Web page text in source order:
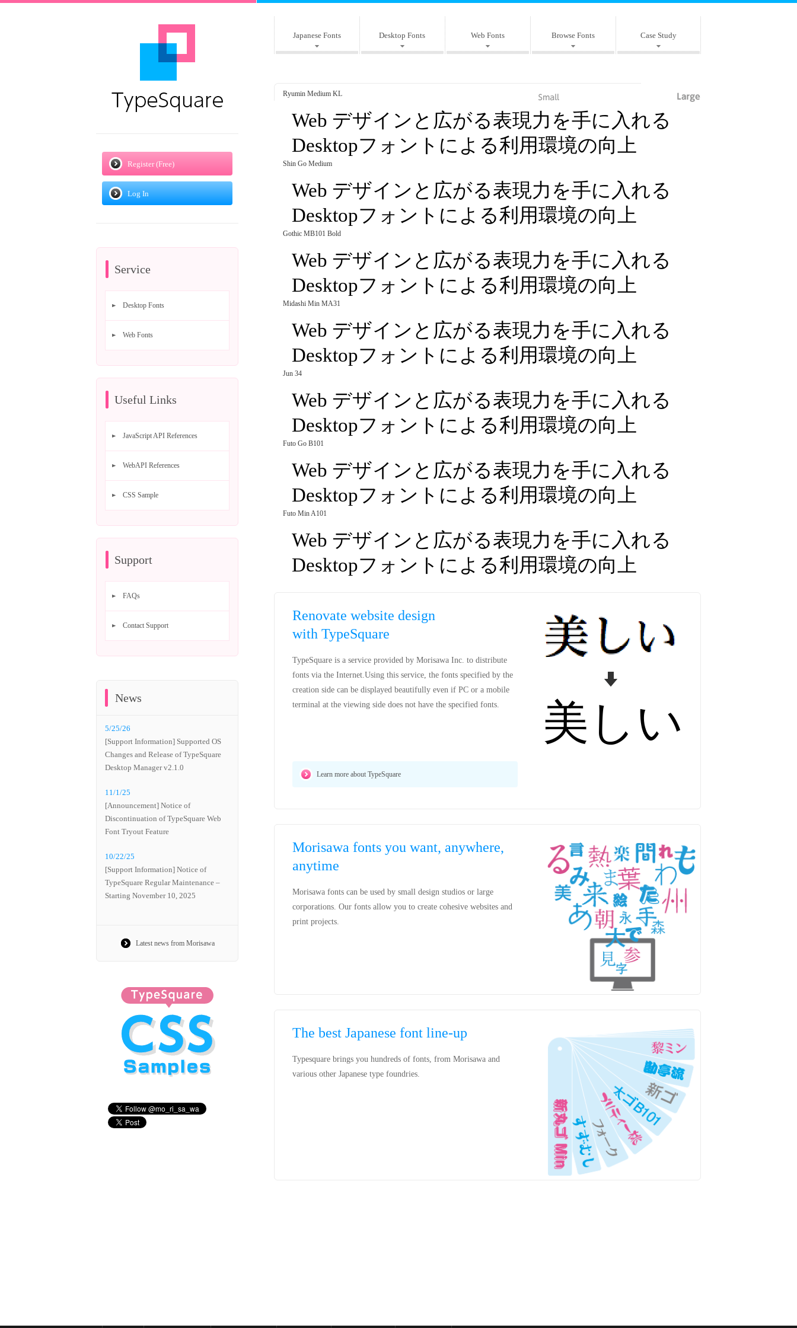
Register (Free)
Log In
Service
Desktop Fonts
Web Fonts
Useful Links
JavaScript API References
WebAPI References
CSS Sample
Support
FAQs
Contact Support
News
5/25/26
[Support Information] Supported OS
Changes and Release of TypeSquare
Desktop Manager v2.1.0
11/1/25
[Announcement] Notice of
Discontinuation of TypeSquare Web
Font Tryout Feature
10/22/25
[Support Information] Notice of
TypeSquare Regular Maintenance –
Starting November 10, 2025
Latest news from Morisawa
Japanese Fonts Desktop Fonts Web Fonts Browse Fonts Case Study
Ryumin Medium KL
Web デザインと広がる表現力を手に入れる
Desktopフォントによる利用環境の向上
Shin Go Medium
Web デザインと広がる表現力を手に入れる
Desktopフォントによる利用環境の向上
Gothic MB101 Bold
Web デザインと広がる表現力を手に入れる
Desktopフォントによる利用環境の向上
Midashi Min MA31
Web デザインと広がる表現力を手に入れる
Desktopフォントによる利用環境の向上
Jun 34
Web デザインと広がる表現力を手に入れる
Desktopフォントによる利用環境の向上
Futo Go B101
Web デザインと広がる表現力を手に入れる
Desktopフォントによる利用環境の向上
Futo Min A101
Web デザインと広がる表現力を手に入れる
Desktopフォントによる利用環境の向上
Renovate website design
with TypeSquare
TypeSquare is a service provided by Morisawa Inc. to distribute
fonts via the Internet.Using this service, the fonts specified by the
creation side can be displayed beautifully even if PC or a mobile
terminal at the viewing side does not have the specified fonts.
美しい
Learn more about TypeSquare
Morisawa fonts you want, anywhere,
anytime
Morisawa fonts can be used by small design studios or large
corporations. Our fonts allow you to create cohesive websites and
print projects.
The best Japanese font line-up
Typesquare brings you hundreds of fonts, from Morisawa and
various other Japanese type foundries.